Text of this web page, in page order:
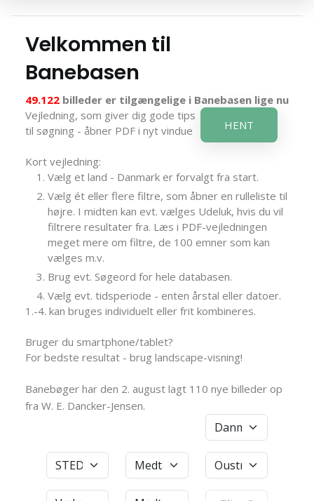
Velkommen til
Banebasen
49.122 billeder er tilgængelige i Banebasen lige nu
Vejledning, som giver dig gode tips
til søgning - åbner PDF i nyt vindue
HENT
Kort vejledning:
Vælg et land - Danmark er forvalgt fra start.
Vælg ét eller flere filtre, som åbner en rulleliste til
højre. I midten kan evt. vælges Udeluk, hvis du vil
filtrere resultater fra. Læs i PDF-vejledningen
meget mere om filtre, de 100 emner som kan
vælges m.v.
Brug evt. Søgeord for hele databasen.
Vælg evt. tidsperiode - enten årstal eller datoer.
1.-4. kan bruges individuelt eller frit kombineres.
Bruger du smartphone/tablet?
For bedste resultat - brug landscape-visning!
Banebøger har den 2. august lagt 110 nye billeder op
fra W. E. Dancker-Jensen.